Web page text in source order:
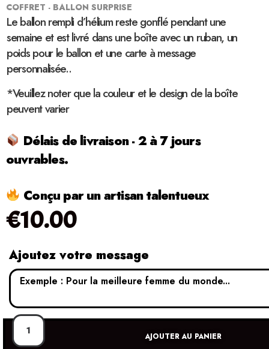
COFFRET - BALLON SURPRISE
Le ballon rempli d’hélium reste gonflé pendant une
semaine et est livré dans une boîte avec un ruban, un
poids pour le ballon et une carte à message
personnalisée..
*Veuillez noter que la couleur et le design de la boîte
peuvent varier
Délais de livraison - 2 à 7 jours
ouvrables.
Conçu par un artisan talentueux
€10.00
Ajoutez votre message
AJOUTER AU PANIER